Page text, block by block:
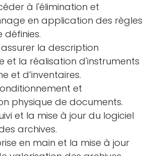
à l'élimination et
en application des règles
la description
et la réalisation d'instruments
et d’inventaires.
et
physique de documents.
et la mise à jour du logiciel
archives.
en main et la mise à jour